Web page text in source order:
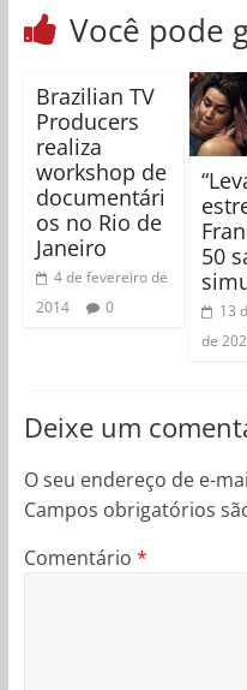
Você pode
Brazilian TV
Producers
realiza
workshop de
documentári
os no Rio de
Janeiro
4 de fevereiro de
2014
0
50
13
de
Deixe um
O seu endereço de e-
Campos obrigatórios
Comentário *